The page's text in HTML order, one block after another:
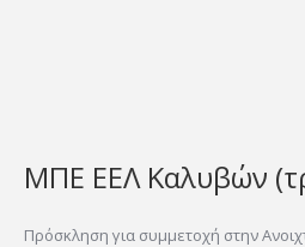
ΜΠΕ ΕΕΛ Καλυβών
Πρόσκληση για συμμετοχή στην